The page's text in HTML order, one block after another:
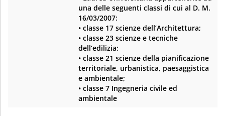
una delle seguenti classi di cui al D. M.
16/03/2007:
• classe 17 scienze dell’Architettura;
• classe 23 scienze e tecniche
dell’edilizia;
• classe 21 scienze della pianificazione
territoriale, urbanistica, paesaggistica
e ambientale;
• classe 7 Ingegneria civile ed
ambientale